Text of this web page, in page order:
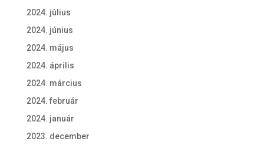
2024. július
2024. június
2024. május
2024. április
2024. március
2024. február
2024. január
2023. december